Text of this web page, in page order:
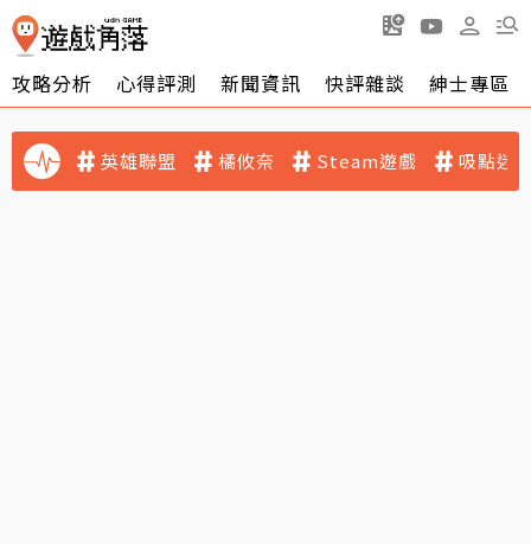
攻略分析 心得評測 新聞資訊 快評雜談 紳士專區
英雄聯盟 橘攸奈 Steam遊戲 吸點迷